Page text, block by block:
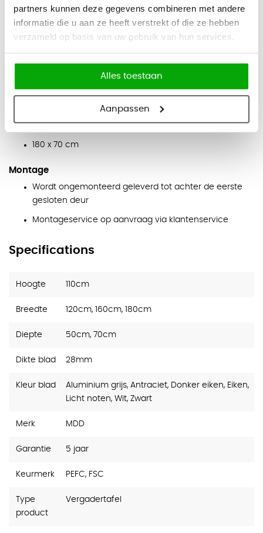
partners kunnen deze gegevens combineren met andere
informatie die u aan ze heeft verstrekt of die ze hebben
verzameld op basis van uw gebruik van hun services.
Alles toestaan
Aanpassen
Afmetingen
180 x 50 cm
160 x 70 cm
180 x 70 cm
Montage
Wordt ongemonteerd geleverd tot achter de eerste
gesloten deur
Montageservice op aanvraag via klantenservice
Specifications
Hoogte 110cm
Breedte 120cm, 160cm, 180cm
Diepte 50cm, 70cm
Dikte blad 28mm
Kleur blad
Aluminium grijs, Antraciet, Donker eiken, Eiken,
Licht noten, Wit, Zwart
Merk MDD
Garantie 5 jaar
Keurmerk PEFC, FSC
Type
product
Vergadertafel